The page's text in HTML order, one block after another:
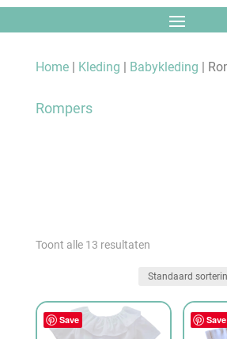
Home| Kleding | Babykleding |
Rompers
Toont alle 13 resultaten
Save Save